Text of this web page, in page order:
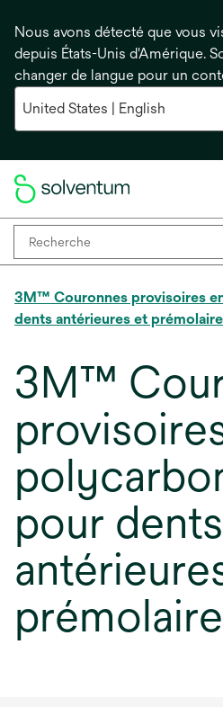
Nous avons détecté que vous
depuis États-Unis d'Amérique.
changer de langue pour un
3M™ Couronnes provisoires
dents antérieures et
3M™
pour dents